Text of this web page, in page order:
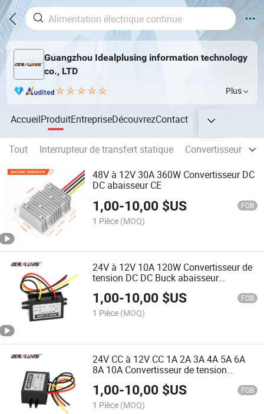
Guangzhou Idealplusing information technology
co., LTD
Plus
AccueilProduitEntrepriseDécouvrezContact
Tout Interrupteur de transfert statique
Convertisseur de
48V à 12V 30A 360W Convertisseur DC
DC abaisseur CE
1,00-10,00 $US FOB
1 Pièce (MOQ)
24V à 12V 10A 120W Convertisseur de
tension DC DC Buck abaisseur
Adaptateur d'alimentation Module
1,00-10,00 $US FOB
1 Pièce (MOQ)
24V CC à 12V CC 1A 2A 3A 4A 5A 6A
8A 10A Convertisseur de tension
abaisseur DC24V à DC12V
Alimentation Buck
1,00-10,00 $US FOB
1 Pièce (MOQ)